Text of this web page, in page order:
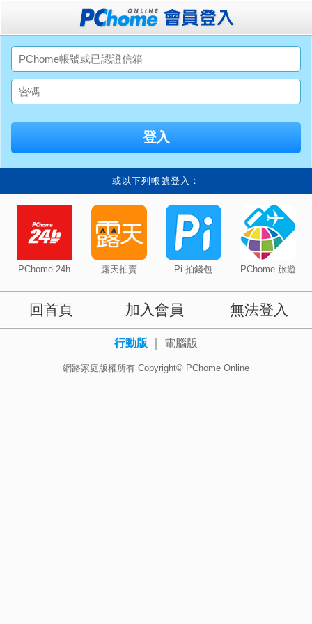
或以下列帳號登入：
PChome 24h 露天拍賣 Pi 拍錢包 PChome 旅遊
回首頁 加入會員 無法登入
行動版 電腦版
網路家庭版權所有 Copyright© PChome Online